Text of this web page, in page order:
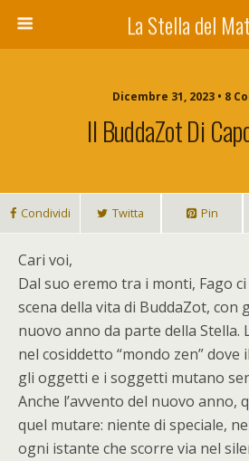
La Stella del
Dicembre 31, 2023 • 8
Il BuddaZot Di
Condividi Twitta Pin
Cari voi,
Dal suo eremo tra i monti, Fago
scena della vita di BuddaZot, con
nuovo anno da parte della Stella.
nel cosiddetto “mondo zen” dove
gli oggetti e i soggetti mutano
Anche l’avvento del nuovo anno,
quel mutare: niente di speciale,
ogni istante che scorre via nel